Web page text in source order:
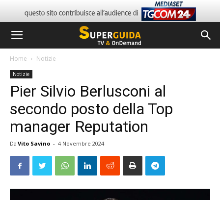
Home Notizie
Notizie
Pier Silvio Berlusconi al
secondo posto della Top
manager Reputation
Da Vito Savino - 4 Novembre 2024